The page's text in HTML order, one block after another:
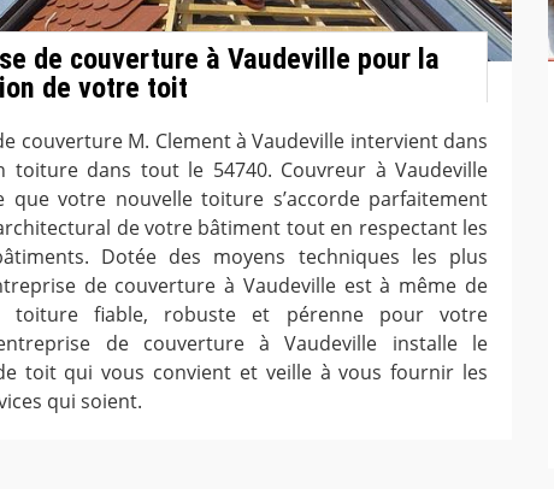
de couverture à Vaudeville pour la
de votre toit
couverture M. Clement à Vaudeville intervient dans
toiture dans tout le 54740. Couvreur à Vaudeville
que votre nouvelle toiture s’accorde parfaitement
de votre bâtiment tout en respectant les
Dotée des moyens techniques les plus
de couverture à Vaudeville est à même de
toiture fiable, robuste et pérenne pour votre
de couverture à Vaudeville installe le
toit qui vous convient et veille à vous fournir les
qui soient.